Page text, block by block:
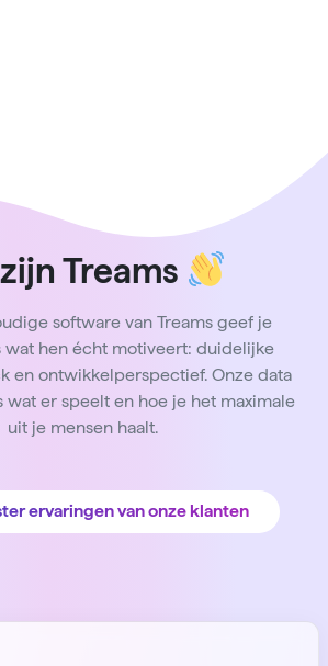
Treams
software van Treams geef je
wat hen écht motiveert: duidelijke
en ontwikkelperspectief. Onze data
er speelt en hoe je het maximale
uit je mensen haalt.
ervaringen van onze klanten